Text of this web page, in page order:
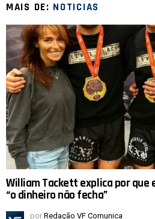
MAIS DE: NOTICIAS
William Tackett explica por que
“o dinheiro não fecha”
por Redação VF Comunica